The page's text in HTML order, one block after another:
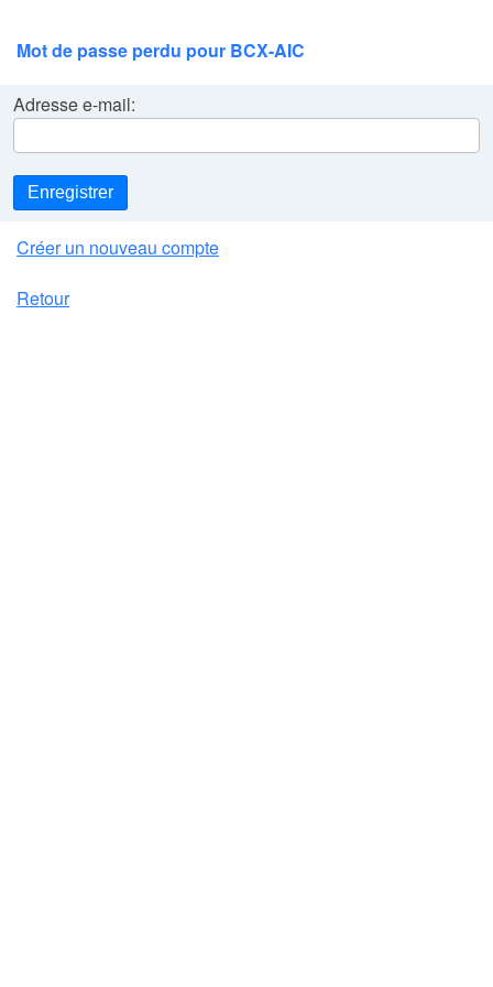
Mot de passe perdu pour BCX-AIC
Adresse e-mail:
Enregistrer
Créer un nouveau compte
Retour